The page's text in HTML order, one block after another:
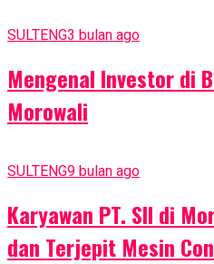
SULTENG3 bulan ago
Mengenal Investor di
Morowali
SULTENG9 bulan ago
Karyawan PT. SII di
dan Terjepit Mesin